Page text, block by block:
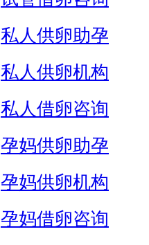
私人供卵助孕
私人供卵机构
私人借卵咨询
孕妈供卵助孕
孕妈供卵机构
孕妈借卵咨询